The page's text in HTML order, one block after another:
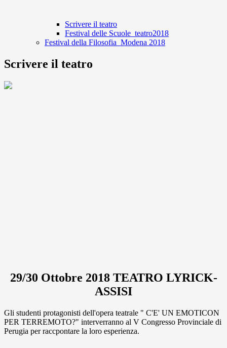
Scrivere il teatro
Festival delle Scuole_teatro2018
Festival della Filosofia_Modena 2018
Scrivere il teatro
29/30 Ottobre 2018 TEATRO LYRICK-
ASSISI
Gli studenti protagonisti dell'opera teatrale " C'E' UN EMOTICON
PER TERREMOTO?" interverranno al V Congresso Provinciale di
Perugia per raccpontare la loro esperienza.